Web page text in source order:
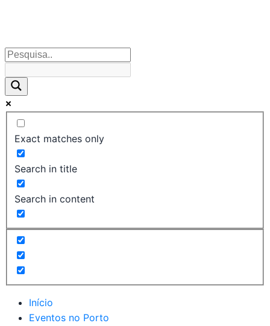
Exact matches only
Search in title
Search in content
Início
Eventos no Porto